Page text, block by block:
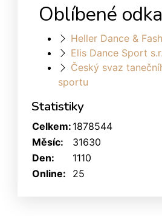
Oblíbené
Heller Dance &
Elis Dance Sport
Český svaz
sportu
Statistiky
Online: 25
Celkem: 1878544
Měsíc:
31630
Den:
1110